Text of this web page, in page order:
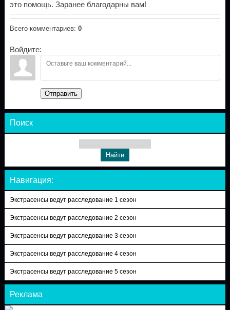
это помощь. Заранее благодарны вам!
Всего комментариев: 0
Войдите:
Отправить
Поиск
Навигация:
Экстрасенсы ведут расследование 1 сезон
Экстрасенсы ведут расследование 2 сезон
Экстрасенсы ведут расследование 3 сезон
Экстрасенсы ведут расследование 4 сезон
Экстрасенсы ведут расследование 5 сезон
Реклама